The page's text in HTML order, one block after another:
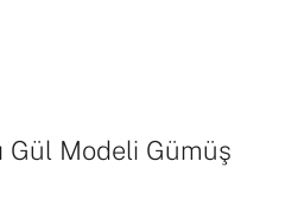
Gül Modeli Gümüş